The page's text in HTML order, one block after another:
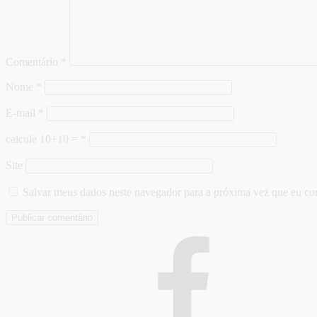
Comentário
Nome
E-mail
calcule 10+10 =
Site
Salvar meus dados neste navegador para a próxima vez que eu